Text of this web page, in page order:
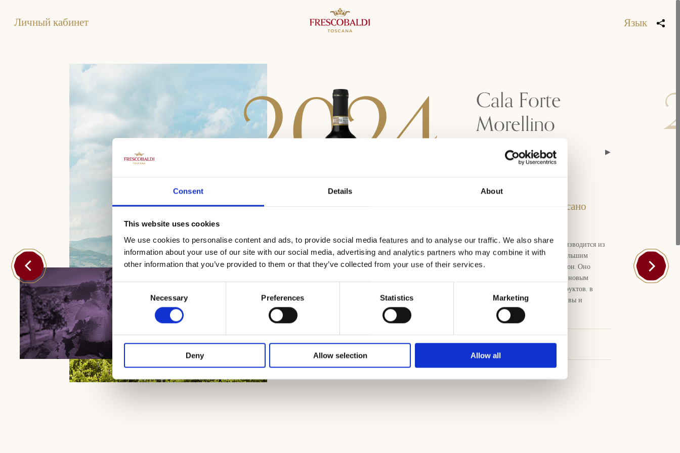
Consent Details About
This website uses cookies
We use cookies to personalise content and ads, to provide social media features and to analyse our traffic. We also share
information about your use of our site with our social media, advertising and analytics partners who may combine it with
other information that you’ve provided to them or that they’ve collected from your use of their services.
Consent
Selection
Necessary Preferences Statistics Marketing
Deny Allow selection Allow all
Личный кабинет Язык
Cala Forte
Morellino
2023 2021
Мореллино ди Скансано
“Мореллино Кала Форте” производится из
винограда Санджовезе с небольшим
добавлением Каберне Совиньон. Оно
отличается насыщенным рубиновым
цветом и ароматом спелых фруктов, в
котором выделяются ноты сливы и
черешни.
Скачать
2024